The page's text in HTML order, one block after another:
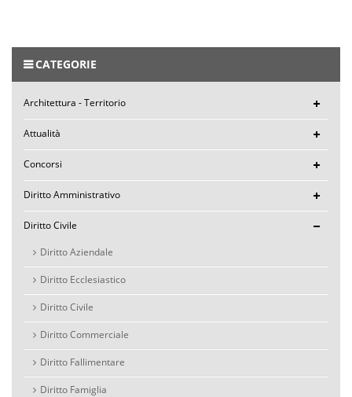
CATEGORIE
Architettura - Territorio
Attualità
Concorsi
Diritto Amministrativo
Diritto Civile
Diritto Aziendale
Diritto Ecclesiastico
Diritto Civile
Diritto Commerciale
Diritto Fallimentare
Diritto Famiglia